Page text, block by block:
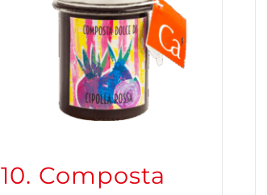
10. Composta